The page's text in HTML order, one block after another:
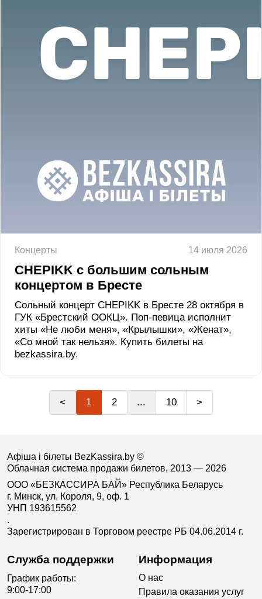
Концерты 14 июля 2026
CHEPIKK с большим сольным
концертом в Бресте
Сольный концерт CHEPIKK в Бресте 28 октября в
ГУК «Брестский ООКЦ». Поп-певица исполнит
хиты «Не люби меня», «Крылышки», «Женат»,
«Со мной так нельзя». Купить билеты на
bezkassira.by.
< 1 2 ... 10 >
Афіша і білеты BezKassira.by ©
Облачная система продажи билетов, 2013 — 2026
ООО «БЕЗКАССИРА БАЙ» Республика Беларусь
г. Минск, ул. Короля, 9, оф. 1
УНП 193615562
.
Зарегистрирован в Торговом реестре РБ 04.06.2014 г.
Служба поддержки
График работы:
9:00-17:00
Информация
О нас
Правила оказания услуг